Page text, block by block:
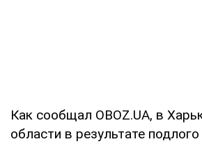
Как сообщал OBOZ.UA, в
области в результате